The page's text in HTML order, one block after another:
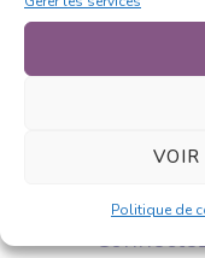
VOIR
Politique de
7 mars 2011
Bob
C’est